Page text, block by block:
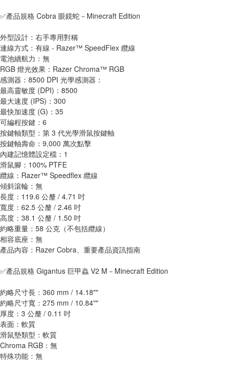
✅產品規格 Cobra 眼鏡蛇－Minecraft Edition
外型設計：右手專用對稱
連線方式：有線 - Razer™ SpeedFlex 纜線
電池續航力：無
RGB 燈光效果：Razer Chroma™ RGB
感測器：8500 DPI 光學感測器：
最高靈敏度 (DPI)：8500
最大速度 (IPS)：300
最快加速度 (G)：35
可編程按鍵：6
按鍵軸類型：第 3 代光學滑鼠按鍵軸
按鍵軸壽命：9,000 萬次點擊
內建記憶體設定檔：1
滑鼠腳：100% PTFE
纜線：Razer™ Speedflex 纜線
傾斜滾輪：無
長度：119.6 公釐 / 4.71 吋
寬度：62.5 公釐 / 2.46 吋
高度：38.1 公釐 / 1.50 吋
約略重量：58 公克（不包括纜線）
相容底座：無
產品內容：Razer Cobra、重要產品資訊指南
✅產品規格 Gigantus 巨甲蟲 V2 M－Minecraft Edition
約略尺寸長：360 mm / 14.18""
約略尺寸寬：275 mm / 10.84""
厚度：3 公釐 / 0.11 吋
表面：軟質
滑鼠墊類型：軟質
Chroma RGB：無
特殊功能：無